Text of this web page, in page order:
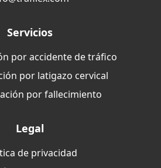
Servicios
por accidente de tráfico
por latigazo cervical
por fallecimiento
Legal
de privacidad